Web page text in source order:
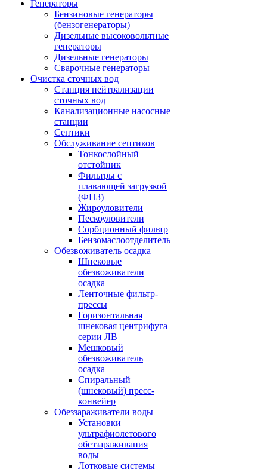
Генераторы
Бензиновые генераторы
(бензогенераторы)
Дизельные высоковольтные
генераторы
Дизельные генераторы
Сварочные генераторы
Очистка сточных вод
Станция нейтрализации
сточных вод
Канализационные насосные
станции
Септики
Обслуживание септиков
Тонкослойный
отстойник
Фильтры с
плавающей загрузкой
(ФПЗ)
Жироуловители
Пескоуловители
Сорбционный фильтр
Бензомаслоотделитель
Обезвоживатель осадка
Шнековые
обезвоживатели
осадка
Ленточные фильтр-
прессы
Горизонтальная
шнековая центрифуга
серии ЛВ
Мешковый
обезвоживатель
осадка
Спиральный
(шнековый) пресс-
конвейер
Обеззараживатели воды
Установки
ультрафиолетового
обеззараживания
воды
Лотковые системы